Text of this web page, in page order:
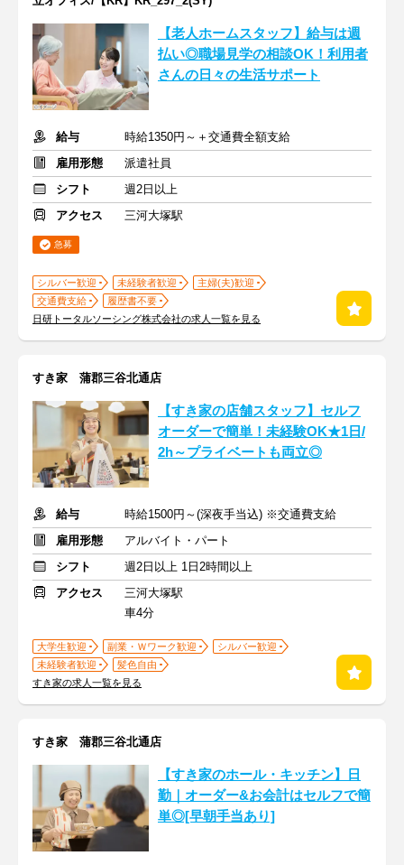
【老人ホームスタッフ】給与は週
払い◎職場見学の相談OK！利用者
さんの日々の生活サポート
給与
時給1350円～＋交通費全額支給
雇用形態
派遣社員
シフト
週2日以上
アクセス
三河大塚駅
急募
シルバー歓迎 未経験者歓迎
主婦(夫)歓迎
交通費支給
履歴書不要
日研トータルソーシング株式会社の求人一覧を見る
すき家 蒲郡三谷北通店
【すき家の店舗スタッフ】セルフ
オーダーで簡単！未経験OK★1日/
2h～プライベートも両立◎
給与
時給1500円～(深夜手当込) ※交通費支給
雇用形態
アルバイト・パート
シフト
週2日以上 1日2時間以上
アクセス
三河大塚駅
車4分
大学生歓迎 副業・Ｗワーク歓迎
シルバー歓迎
未経験者歓迎
髪色自由
すき家の求人一覧を見る
すき家 蒲郡三谷北通店
【すき家のホール・キッチン】日
勤｜オーダー&お会計はセルフで簡
単◎[早朝手当あり]